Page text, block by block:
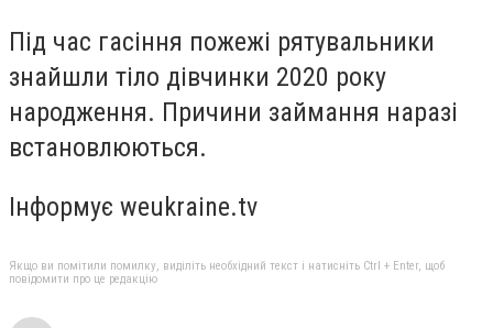
Під час гасіння пожежі рятувальники
знайшли тіло дівчинки 2020 року
народження. Причини займання наразі
встановлюються.
Інформує weukraine.tv
Якщо ви помітили помилку, виділіть необхідний текст і натисніть Ctrl + Enter, щоб
повідомити про це редакцію